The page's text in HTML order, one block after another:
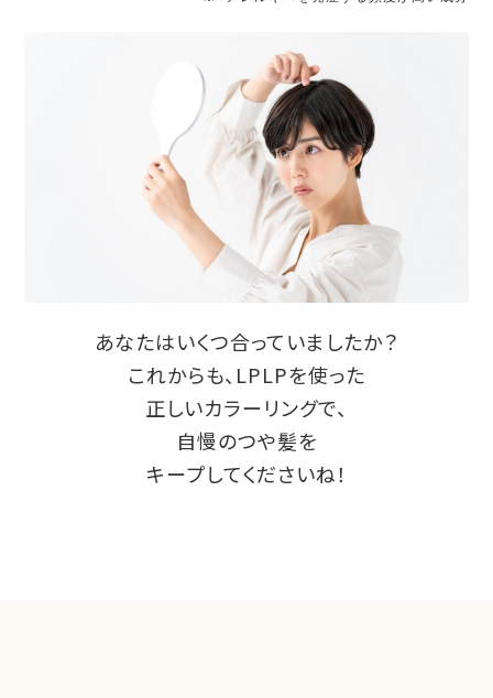
あなたはいくつ合っていましたか？
これからも、LPLPを使った
正しいカラーリングで、
自慢のつや髪を
キープしてくださいね！